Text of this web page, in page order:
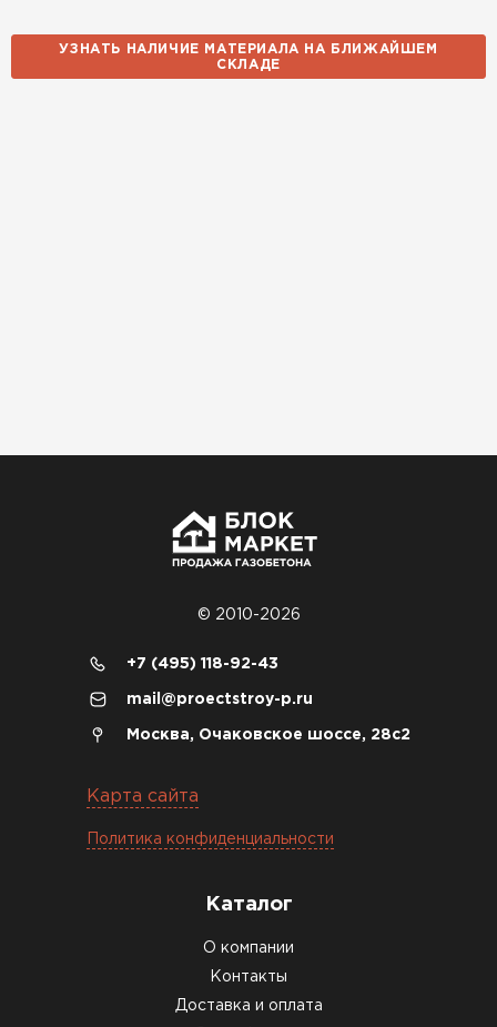
14.10.2025
Использовали для строительства гаража и
объекте всё проверили брак не обнаружили
Денис Соловьёв
Брали под частный дом. Консультация по делу,
без навязывания. Доставку согласовали под
характеристикам. Строители довольны,
Константин Рябов
УЗНАТЬ НАЛИЧИЕ МАТЕРИАЛА НА БЛИЖАЙШЕМ
СКЛАДЕ
© 2010-2026
+7 (495) 118-92-43
mail@proectstroy-p.ru
Москва, Очаковское шоссе, 28с2
Карта сайта
Политика конфиденциальности
Каталог
О компании
Контакты
Доставка и оплата